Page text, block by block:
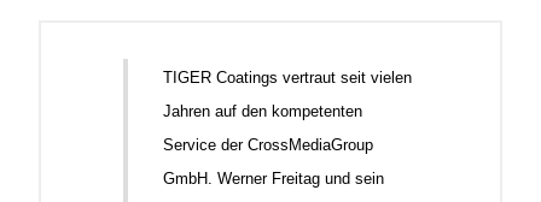
TIGER Coatings vertraut seit vielen
Jahren auf den kompetenten
Service der CrossMediaGroup
GmbH. Werner Freitag und sein